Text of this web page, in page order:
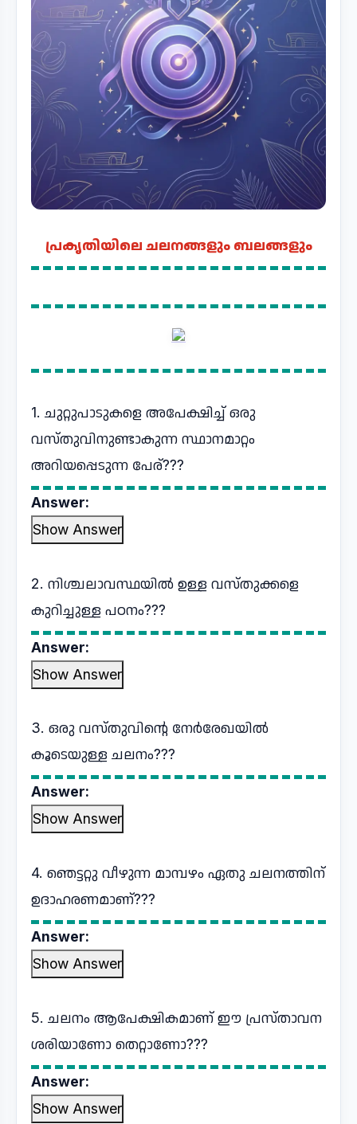
പ്രകൃതിയിലെ ചലനങ്ങളും ബലങ്ങളും
1. ചുറ്റുപാടുകളെ അപേക്ഷിച്ച് ഒരു
വസ്തുവിനുണ്ടാകുന്ന സ്ഥാനമാറ്റം
അറിയപ്പെടുന്ന പേര്???
Answer:
Show Answer
2. നിശ്ചലാവസ്ഥയിൽ ഉള്ള വസ്തുക്കളെ
കുറിച്ചുള്ള പഠനം???
Answer:
Show Answer
3. ഒരു വസ്തുവിന്റെ നേർരേഖയിൽ
കൂടെയുള്ള ചലനം???
Answer:
Show Answer
4. ഞെട്ടറ്റു വീഴുന്ന മാമ്പഴം ഏതു ചലനത്തിന്
ഉദാഹരണമാണ്???
Answer:
Show Answer
5. ചലനം ആപേക്ഷികമാണ് ഈ പ്രസ്താവന
ശരിയാണോ തെറ്റാണോ???
Answer:
Show Answer